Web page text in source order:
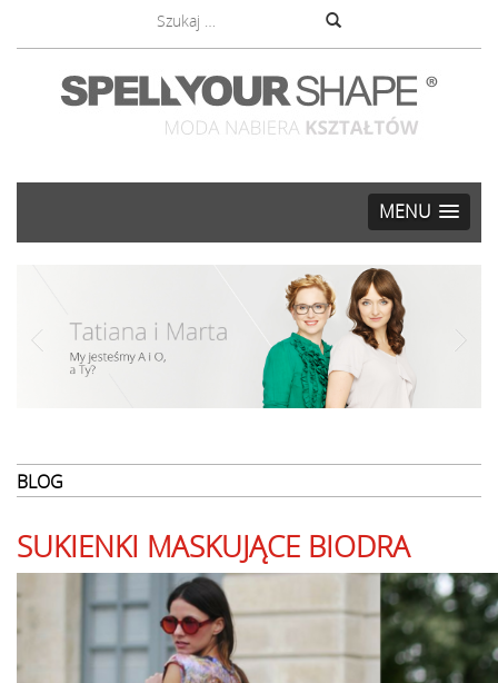
MENU
BLOG
SUKIENKI MASKUJĄCE BIODRA